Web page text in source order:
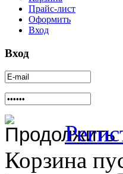
Прайс-лист
Оформить
Вход
Вход
Корзина